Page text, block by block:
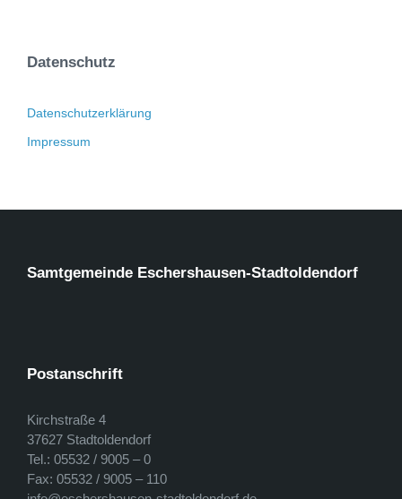
Datenschutz
Datenschutzerklärung
Impressum
Samtgemeinde Eschershausen-Stadtoldendorf
Postanschrift
Kirchstraße 4
37627 Stadtoldendorf
Tel.: 05532 / 9005 – 0
Fax: 05532 / 9005 – 110